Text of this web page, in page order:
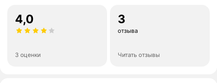
4,0
3 оценки
3
отзыва
Читать отзывы